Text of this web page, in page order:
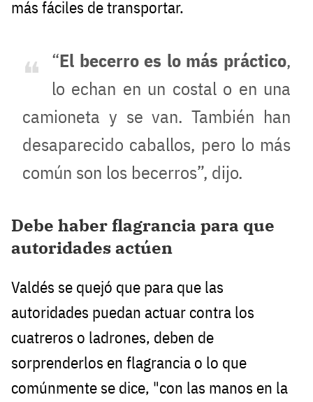
más fáciles de transportar.
“El becerro es lo más práctico,
lo echan en un costal o en una
camioneta y se van. También han
desaparecido caballos, pero lo más
común son los becerros”, dijo.
Debe haber flagrancia para que
autoridades actúen
Valdés se quejó que para que las
autoridades puedan actuar contra los
cuatreros o ladrones, deben de
sorprenderlos en flagrancia o lo que
comúnmente se dice, "con las manos en la